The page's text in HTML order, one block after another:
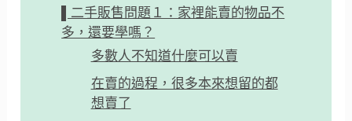
▌二手販售問題１：家裡能賣的物品不
多，還要學嗎？
多數人不知道什麼可以賣
在賣的過程，很多本來想留的都
想賣了